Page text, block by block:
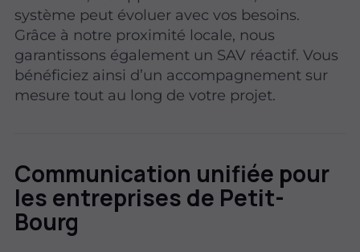
système peut évoluer avec vos besoins.
Grâce à notre proximité locale, nous
garantissons également un SAV réactif. Vous
bénéficiez ainsi d’un accompagnement sur
mesure tout au long de votre projet.
Communication unifiée pour
les entreprises de Petit-
Bourg